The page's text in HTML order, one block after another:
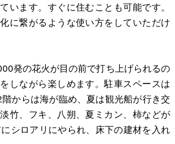
います。すぐに住むことも可能です。
に繋がるような使い方をしていただけ
発の花火が目の前で打ち上げられるの
しながら楽しめます。駐車スペースは
からは海が臨め、夏は観光船が行き交
竹、フキ、八朔、夏ミカン、柿などが
シロアリにやられ、床下の建材を入れ